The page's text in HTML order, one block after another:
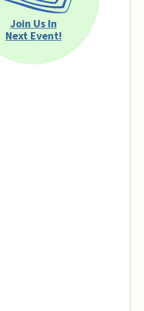
Join Us In
Next Event!